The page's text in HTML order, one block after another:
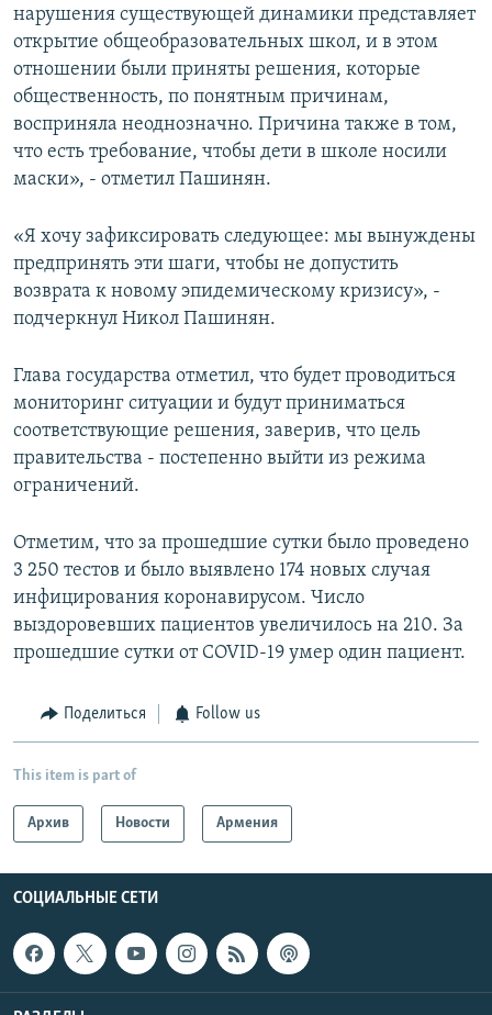
нарушения существующей динамики представляет
открытие общеобразовательных школ, и в этом
отношении были приняты решения, которые
общественность, по понятным причинам,
восприняла неоднозначно. Причина также в том,
что есть требование, чтобы дети в школе носили
маски», - отметил Пашинян.
«Я хочу зафиксировать следующее: мы вынуждены
предпринять эти шаги, чтобы не допустить
возврата к новому эпидемическому кризису», -
подчеркнул Никол Пашинян.
Глава государства отметил, что будет проводиться
мониторинг ситуации и будут приниматься
соответствующие решения, заверив, что цель
правительства - постепенно выйти из режима
ограничений.
Отметим, что за прошедшие сутки было проведено
3 250 тестов и было выявлено 174 новых случая
инфицирования коронавирусом. Число
выздоровевших пациентов увеличилось на 210. За
прошедшие сутки от COVID-19 умер один пациент.
Поделиться Follow us
This item is part of
Архив Новости Армения
СОЦИАЛЬНЫЕ СЕТИ